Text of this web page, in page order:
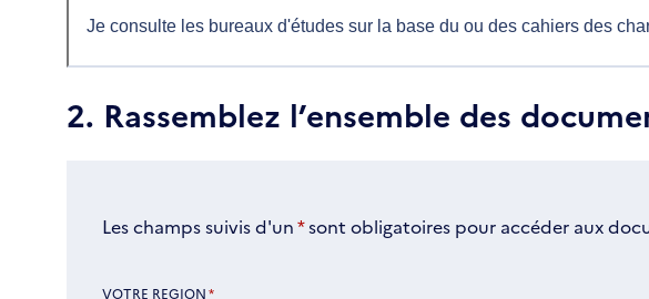
Je consulte les bureaux d'études sur la base du ou des cahiers des
2. Rassemblez l’ensemble des
Les champs suivis d'un*sont obligatoires pour accéder aux
VOTRE REGION*